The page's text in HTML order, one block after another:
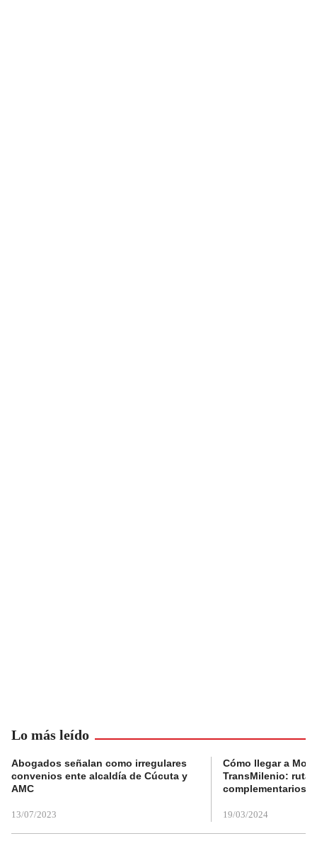
Lo más leído
Abogados señalan como irregulares
convenios ente alcaldía de Cúcuta y
AMC
13/07/2023
Cómo llegar a
TransMilenio:
complementarios
19/03/2024